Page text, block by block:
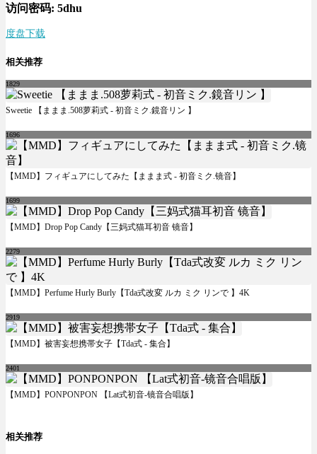
访问密码: 5dhu
度盘下载
相关推荐
1829
Sweetie 【ままま.508萝莉式 - 初音ミク.鏡音リン 】
1696
【MMD】フィギュアにしてみた【ままま式 - 初音ミク.镜音】
1699
【MMD】Drop Pop Candy【三妈式猫耳初音 镜音】
2279
【MMD】Perfume Hurly Burly【Tda式改変 ルカ ミク リンで 】4K
2919
【MMD】被害妄想携帯女子【Tda式 - 集合】
2401
【MMD】PONPONPON 【Lat式初音-镜音合唱版】
相关推荐